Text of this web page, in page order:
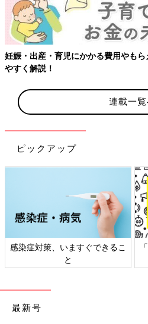
出典：Instagramアカウント「__t.s_baby__」
__t.s_baby__さんはこちらのセパオ
気に入りの様子。どちらもスナッ
やすそう！一枚でオシャレに着こな
GU babyの新
コラボも登場
長袖・長ズボンと
イテムが増えて
シャレで着回し
GU babyのお洋服はとってもシンプ
れて良いですよね。値下げアイテム
妊娠・出産・育児にかかる費用やも
やすく解説！
連載一
ピックアップ
感染症対策、いますぐできるこ
と
最新号